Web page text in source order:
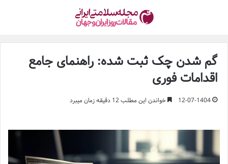
گم شدن چک ثبت شده: راهنمای جامع
اقدامات فوری
12-07-1404 خواندن این مطلب 12 دقیقه زمان میبرد